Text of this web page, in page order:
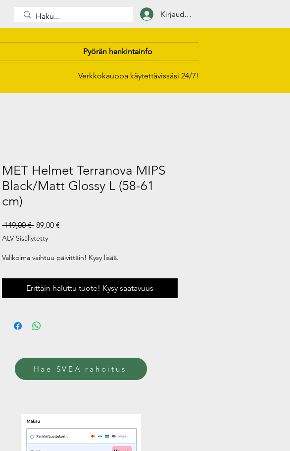
Kirjaudu sisään
Pyörän hankintainfo
Verkkokauppa käytettävissäsi 24/7!
MET Helmet Terranova MIPS
Black/Matt Glossy L (58-61
cm)
149,00 € Normaali
89,00 €
ALV Sisällytetty
Valikoima vaihtuu päivittäin! Kysy lisää.
Erittäin haluttu tuote! Kysy saatavuus
Hae SVEA rahoitus